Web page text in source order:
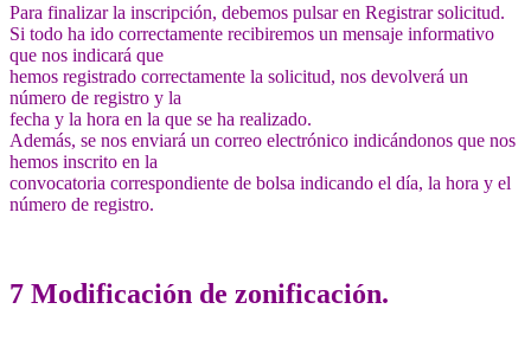
Para finalizar la inscripción, debemos pulsar en Registrar solicitud.
Si todo ha ido correctamente recibiremos un mensaje informativo
que nos indicará que
hemos registrado correctamente la solicitud, nos devolverá un
número de registro y la
fecha y la hora en la que se ha realizado.
Además, se nos enviará un correo electrónico indicándonos que nos
hemos inscrito en la
convocatoria correspondiente de bolsa indicando el día, la hora y el
número de registro.
7 Modificación de zonificación.